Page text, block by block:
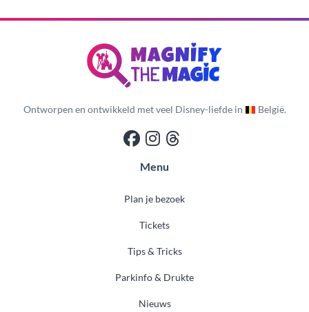
Ontworpen en ontwikkeld met veel Disney-liefde in België.
Menu
Plan je bezoek
Tickets
Tips & Tricks
Parkinfo & Drukte
Nieuws